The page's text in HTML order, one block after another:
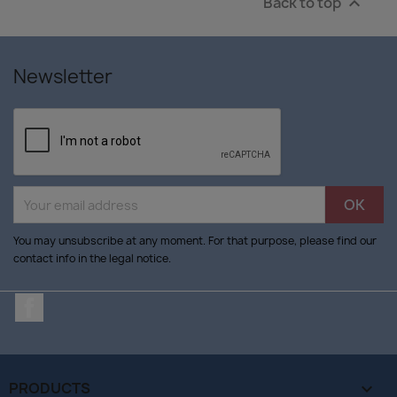
Newsletter
You may unsubscribe at any moment. For that purpose, please find our
contact info in the legal notice.
PRODUCTS 